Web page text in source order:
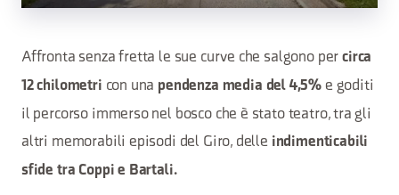
Affronta senza fretta le sue curve che salgono percirca
12 chilometri con una pendenza media del 4,5% e goditi
il percorso immerso nel bosco che è stato teatro, tra gli
altri memorabili episodi del Giro, delleindimenticabili
sfide tra Coppi e Bartali.